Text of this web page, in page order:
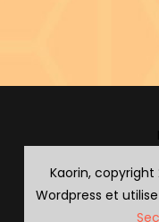
Kaorin, copyright
Wordpress et